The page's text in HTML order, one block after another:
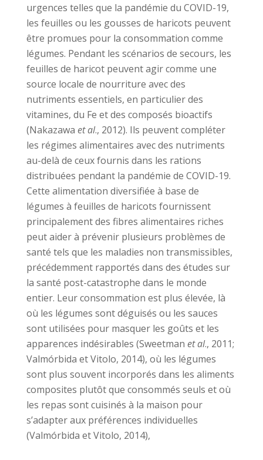
urgences telles que la pandémie du COVID-19,
les feuilles ou les gousses de haricots peuvent
être promues pour la consommation comme
légumes. Pendant les scénarios de secours, les
feuilles de haricot peuvent agir comme une
source locale de nourriture avec des
nutriments essentiels, en particulier des
vitamines, du Fe et des composés bioactifs
(Nakazawa et al., 2012). Ils peuvent compléter
les régimes alimentaires avec des nutriments
au-delà de ceux fournis dans les rations
distribuées pendant la pandémie de COVID-19.
Cette alimentation diversifiée à base de
légumes à feuilles de haricots fournissent
principalement des fibres alimentaires riches
peut aider à prévenir plusieurs problèmes de
santé tels que les maladies non transmissibles,
précédemment rapportés dans des études sur
la santé post-catastrophe dans le monde
entier. Leur consommation est plus élevée, là
où les légumes sont déguisés ou les sauces
sont utilisées pour masquer les goûts et les
apparences indésirables (Sweetman et al., 2011;
Valmórbida et Vitolo, 2014), où les légumes
sont plus souvent incorporés dans les aliments
composites plutôt que consommés seuls et où
les repas sont cuisinés à la maison pour
s’adapter aux préférences individuelles
(Valmórbida et Vitolo, 2014),